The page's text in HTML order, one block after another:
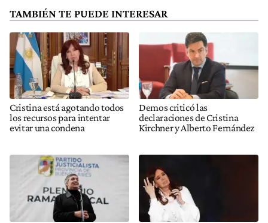
TAMBIÉN TE PUEDE INTERESAR
Cristina está agotando todos
los recursos para intentar
evitar una condena
Demos criticó las
declaraciones de Cristina
Kirchner y Alberto Fernández